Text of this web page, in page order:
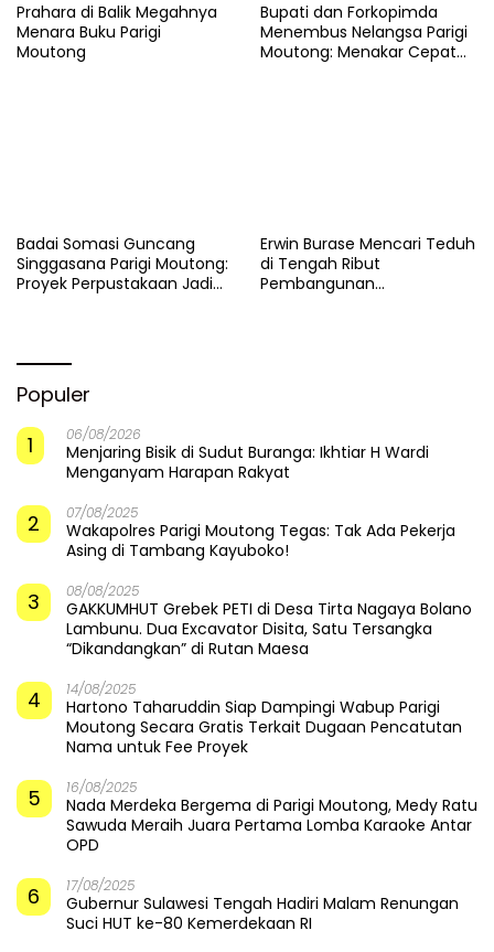
Prahara di Balik Megahnya
Menara Buku Parigi
Moutong
​Bupati dan Forkopimda
Menembus Nelangsa Parigi
Moutong: Menakar Cepat
Badai Somasi Guncang
Singgasana Parigi Moutong:
Proyek Perpustakaan Jadi
Erwin Burase Mencari Teduh
di Tengah Ribut
Pembangunan
Populer
1
06/08/2026
Menjaring Bisik di Sudut Buranga: Ikhtiar H Wardi
Menganyam Harapan Rakyat
2 07/08/2025
Wakapolres Parigi Moutong Tegas: Tak Ada Pekerja
Asing di Tambang Kayuboko!
3 08/08/2025
GAKKUMHUT Grebek PETI di Desa Tirta Nagaya Bolano
Lambunu. Dua Excavator Disita, Satu Tersangka
“Dikandangkan” di Rutan Maesa
4 14/08/2025
Hartono Taharuddin Siap Dampingi Wabup Parigi
Moutong Secara Gratis Terkait Dugaan Pencatutan
Nama untuk Fee Proyek
5 16/08/2025
Nada Merdeka Bergema di Parigi Moutong, Medy Ratu
Sawuda Meraih Juara Pertama Lomba Karaoke Antar
OPD
6 17/08/2025
Gubernur Sulawesi Tengah Hadiri Malam Renungan
Suci HUT ke-80 Kemerdekaan RI